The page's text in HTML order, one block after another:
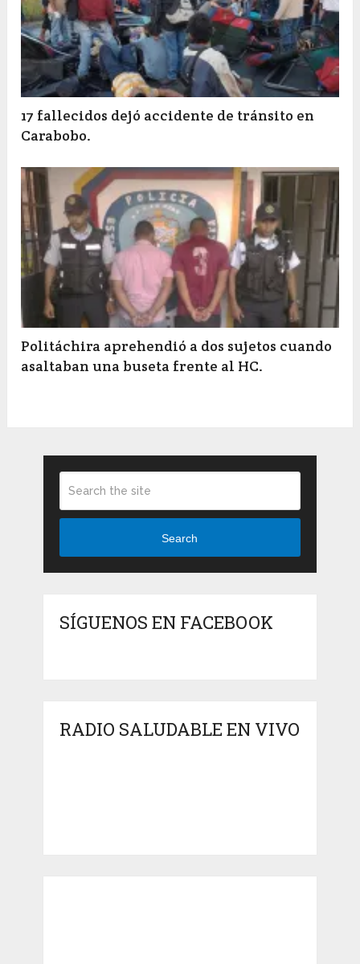
17 fallecidos dejó accidente de tránsito en
Carabobo.
Politáchira aprehendió a dos sujetos cuando
asaltaban una buseta frente al HC.
Search
SÍGUENOS EN FACEBOOK
RADIO SALUDABLE EN VIVO